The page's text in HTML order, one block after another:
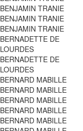
BENJAMIN TRANIE
BENJAMIN TRANIE
BENJAMIN TRANIE
BERNADETTE DE
LOURDES
BERNADETTE DE
LOURDES
BERNARD MABILLE
BERNARD MABILLE
BERNARD MABILLE
BERNARD MABILLE
BERNARD MABILLE